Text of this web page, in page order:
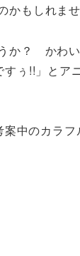
もしれませ
か？ かわ
ぅ!!」とア
中のカラフ